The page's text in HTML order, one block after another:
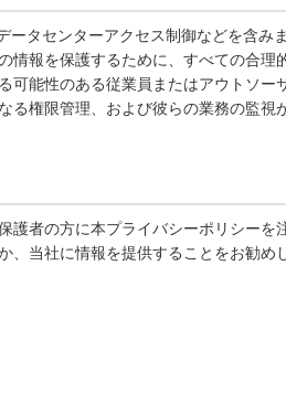
ータセンターアクセス制御などを含みま
情報を保護するために、すべての合理
可能性のある従業員またはアウトソー
る権限管理、および彼らの業務の監視
護者の方に本プライバシーポリシーを
、当社に情報を提供することをお勧め